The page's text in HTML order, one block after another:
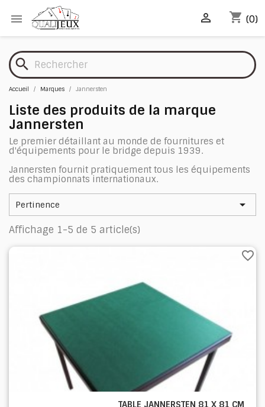
 shopping_cart (0)

search
Accueil Marques Jannersten
Liste des produits de la marque
Jannersten
Le premier détaillant au monde de fournitures et
d'équipements pour le bridge depuis 1939.
Jannersten fournit pratiquement tous les équipements
des championnats internationaux.
Pertinence 
Affichage 1-5 de 5 article(s)
TABLE JANNERSTEN 81 X 81 CM
favorite_border